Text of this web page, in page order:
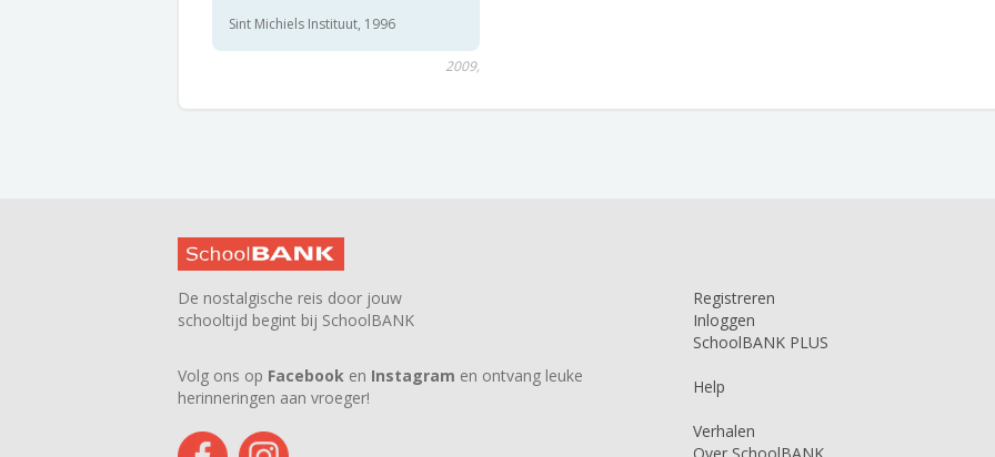
Sint Michiels Instituut, 1996
2009,
De nostalgische reis door jouw
schooltijd begint bij SchoolBANK
Volg ons op Facebook en Instagram en ontvang leuke
herinneringen aan vroeger!
Registreren
Inloggen
SchoolBANK PLUS
Help
Verhalen